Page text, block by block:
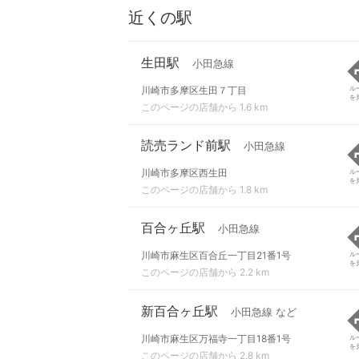
近くの駅
生田駅 小田急線
川崎市多摩区生田７丁目
このページの店舗から 1.6 km
ル
を
読売ランド前駅 小田急線
川崎市多摩区西生田
このページの店舗から 1.8 km
ル
を
百合ヶ丘駅 小田急線
川崎市麻生区百合丘一丁目21番1号
このページの店舗から 2.2 km
ル
を
新百合ヶ丘駅 小田急線 など
川崎市麻生区万福寺一丁目18番1号
このページの店舗から 2.8 km
ル
を